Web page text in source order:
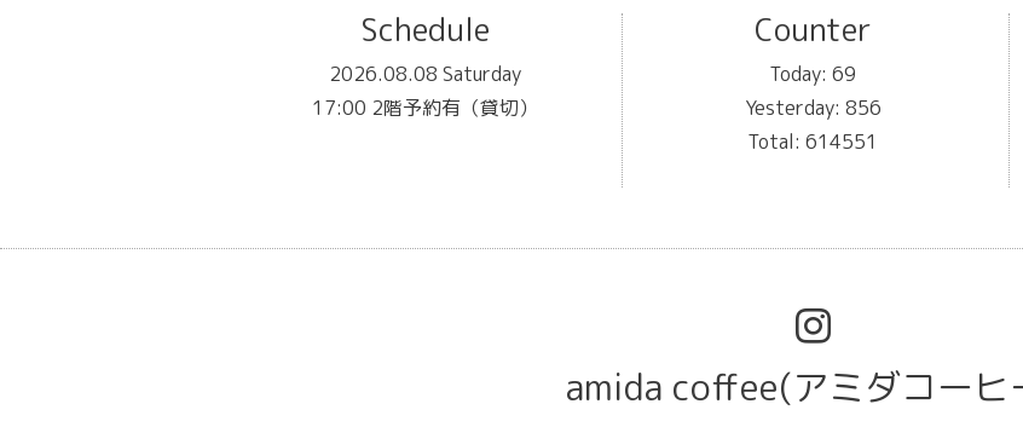
Schedule
2026.08.08 Saturday
17:00 2階予約有（貸切）
Counter
Today:69
Yesterday: 856
Total:614551
amida coffee(アミダコーヒ